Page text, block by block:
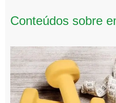
Conteúdos sobre